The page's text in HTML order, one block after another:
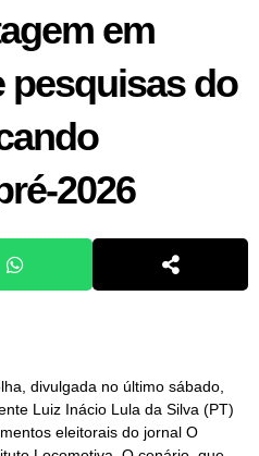
em
pesquisas do
2026
divulgada no último sábado,
Luiz Inácio Lula da Silva (PT)
eleitorais do jornal O